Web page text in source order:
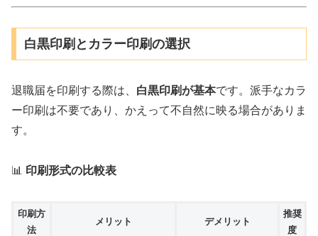
白黒印刷とカラー印刷の選択
退職届を印刷する際は、 白黒印刷が基本です。派手なカラ
ー印刷は不要であり、かえって不自然に映る場合がありま
す。
📊 印刷形式の比較表
印刷方
法
メリット デメリット
推奨
度